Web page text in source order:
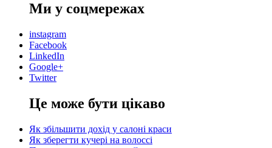
Ми у соцмережах
instagram
Facebook
LinkedIn
Google+
Twitter
Це може бути цікаво
Як збільшити дохід у салоні краси
Як зберегти кучері на волоссі